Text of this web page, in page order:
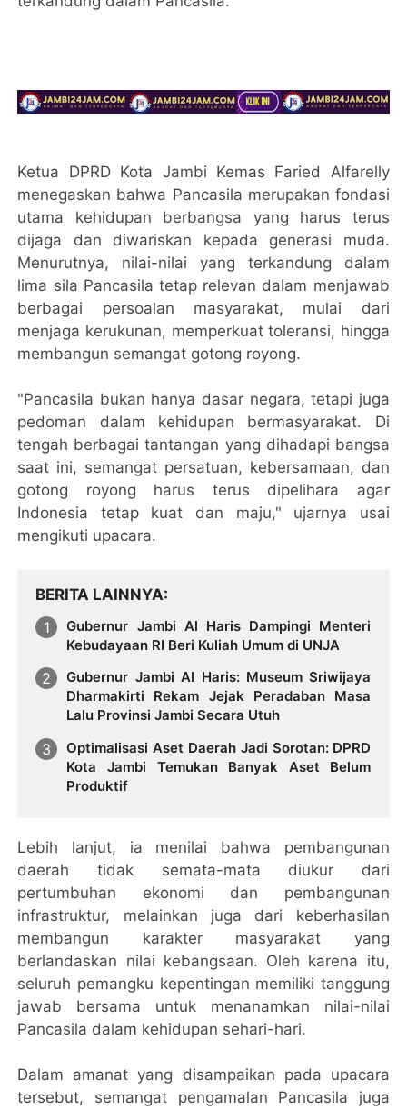
Ketua DPRD Kota Jambi Kemas Faried Alfarelly
menegaskan bahwa Pancasila merupakan fondasi
utama kehidupan berbangsa yang harus terus
dijaga dan diwariskan kepada generasi muda.
Menurutnya, nilai-nilai yang terkandung dalam
lima sila Pancasila tetap relevan dalam menjawab
berbagai persoalan masyarakat, mulai dari
menjaga kerukunan, memperkuat toleransi, hingga
membangun semangat gotong royong.
"Pancasila bukan hanya dasar negara, tetapi juga
pedoman dalam kehidupan bermasyarakat. Di
tengah berbagai tantangan yang dihadapi bangsa
saat ini, semangat persatuan, kebersamaan, dan
gotong royong harus terus dipelihara agar
Indonesia tetap kuat dan maju," ujarnya usai
mengikuti upacara.
BERITA LAINNYA
Gubernur Jambi Al Haris Dampingi Menteri
Kebudayaan RI Beri Kuliah Umum di UNJA
Gubernur Jambi Al Haris: Museum Sriwijaya
Dharmakirti Rekam Jejak Peradaban Masa
Lalu Provinsi Jambi Secara Utuh
Optimalisasi Aset Daerah Jadi Sorotan: DPRD
Kota Jambi Temukan Banyak Aset Belum
Produktif
Lebih lanjut, ia menilai bahwa pembangunan
daerah tidak semata-mata diukur dari
pertumbuhan ekonomi dan pembangunan
infrastruktur, melainkan juga dari keberhasilan
membangun karakter masyarakat yang
berlandaskan nilai kebangsaan. Oleh karena itu,
seluruh pemangku kepentingan memiliki tanggung
jawab bersama untuk menanamkan nilai-nilai
Pancasila dalam kehidupan sehari-hari.
Dalam amanat yang disampaikan pada upacara
tersebut, semangat pengamalan Pancasila juga